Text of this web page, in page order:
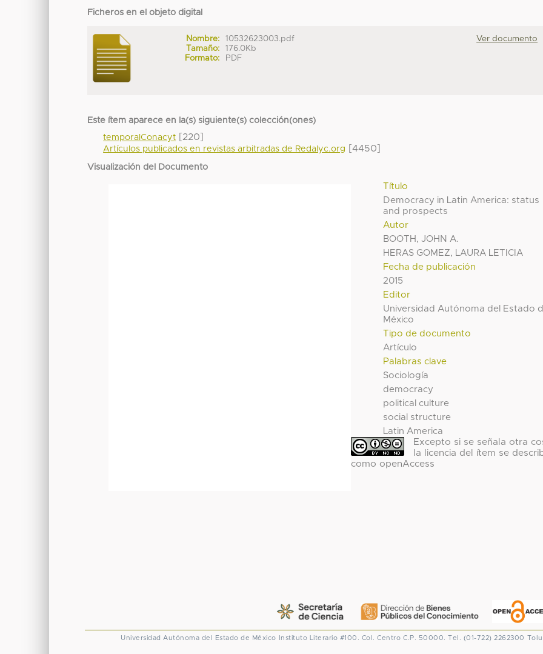
Ficheros en el objeto digital
Nombre:
10532623003.pdf
Tamaño:
176.0Kb
Formato:
PDF
Ver documento
Este ítem aparece en la(s) siguiente(s) colección(ones)
temporalConacyt [220]
Artículos publicados en revistas arbitradas de Redalyc.org [4450]
Visualización del Documento
Título
Democracy in Latin America: status
and prospects
Autor
BOOTH, JOHN A.
HERAS GOMEZ, LAURA LETICIA
Fecha de publicación
2015
Editor
Universidad Autónoma del Estado
México
Tipo de documento
Artículo
Palabras clave
Sociología
democracy
political culture
social structure
Latin America
Excepto si se señala otra
la licencia del ítem se
como openAccess
Universidad Autónoma del Estado de México Instituto Literario #100. Col. Centro C.P. 50000. Tel. (01-722) 2262300